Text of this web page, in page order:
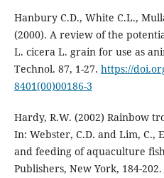
Hanbury C.D., White C.L.,
(2000). A review of the
L. cicera L. grain for use as
Technol. 87, 1-27. https://
8401(00)00186-3
Hardy, R.W. (2002) Rainbow
In: Webster, C.D. and Lim,
and feeding of aquaculture
Publishers, New York, 184-202.